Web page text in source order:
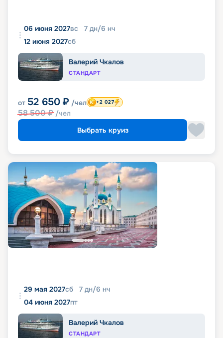
06 июня 2027вс 7 дн/6 нч
12 июня 2027сб
Валерий Чкалов
СТАНДАРТ
от 52 650 ₽ /чел
58 500₽ /чел
+2 027
Выбрать круиз
29 мая 2027сб 7 дн/6 нч
04 июня 2027пт
Валерий Чкалов
СТАНДАРТ